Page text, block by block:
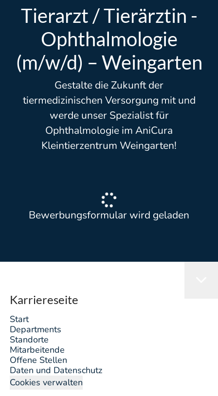
Tierarzt / Tierärztin -
Ophthalmologie
(m/w/d) – Weingarten
Gestalte die Zukunft der
tiermedizinischen Versorgung mit und
werde unser Spezialist für
Ophthalmologie im AniCura
Kleintierzentrum Weingarten!
Bewerbungsformular wird geladen
Karriereseite
Start
Departments
Standorte
Mitarbeitende
Offene Stellen
Daten und Datenschutz
Cookies verwalten